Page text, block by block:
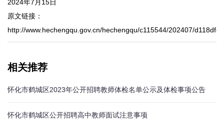
2024年7月15日
原文链接：
http://www.hechengqu.gov.cn/hechengqu/c115544/202407/
相关推荐
怀化市鹤城区2023年公开招聘教师体检名单公示及体检事项公告
怀化市鹤城区公开招聘高中教师面试注意事项